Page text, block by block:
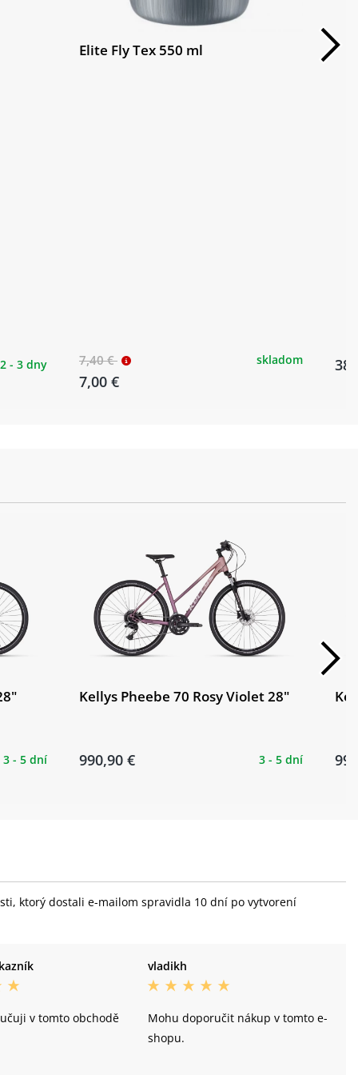
2 - 3 dny
Elite Fly Tex 550 ml
7,40 €
7,00 €
skladom
3 - 5 dní
Kellys Pheebe 70 Rosy Violet 28"
990,90 € 3 - 5 dní
ktorý dostali e-mailom spravidla 10 dní po vytvorení
v tomto obchodě
vladikh
Mohu doporučit nákup v tomto e-
shopu.